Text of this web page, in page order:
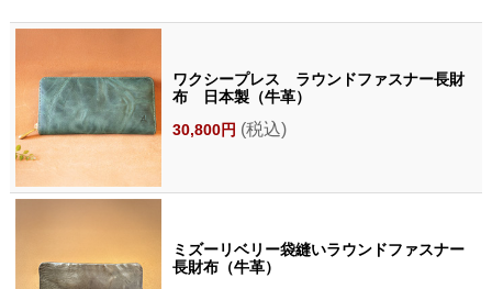
ワクシープレス ラウンドファスナー長財
布 日本製（牛革）
30,800円 (税込)
ミズーリベリー袋縫いラウンドファスナー
長財布（牛革）